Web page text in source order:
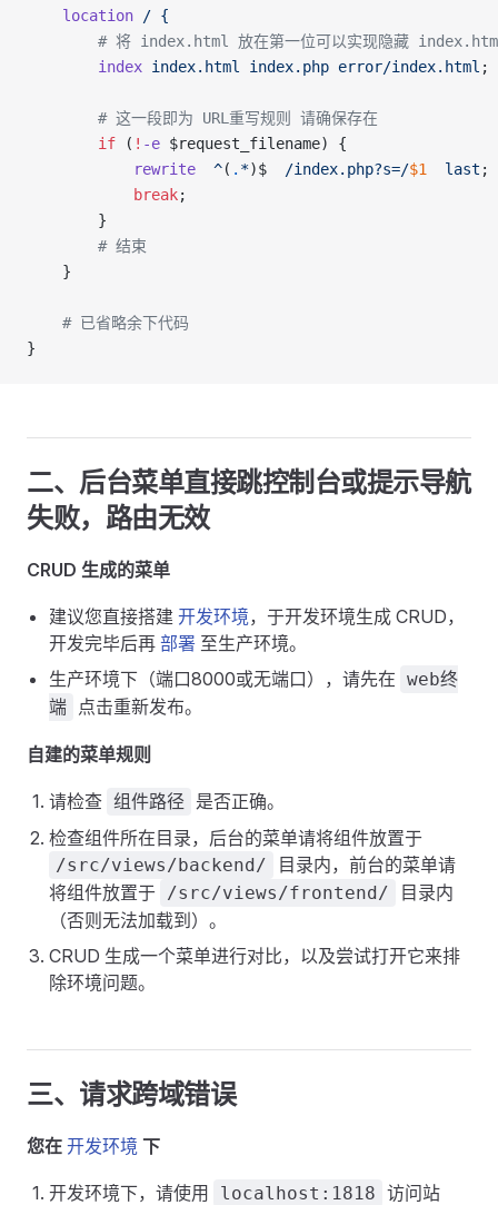
    location
/ {
# 将 index.html 放在第一位可以实现隐藏
        index
index.html index.php error/index.html ;
        # 这一段即为 URL重写规则 请确保存在
        if
( ! -e $request_filename) {
            rewrite
  ^
( . *)$ /index.php?s=/$1
  last
;
            break
;
        }
        # 结束
    }
    # 已省略余下代码
}
二、后台菜单直接跳控制台或提示导航
失败，路由无效
CRUD 生成的菜单
建议您直接搭建 开发环境，于开发环境生成 CRUD，
开发完毕后再 部署 至生产环境。
生产环境下（端口8000或无端口），请先在 web终
端
点击重新发布。
自建的菜单规则
请检查 组件路径
是否正确。
检查组件所在目录，后台的菜单请将组件放置于
/src/views/backend/
目录内，前台的菜单请
将组件放置于 /src/views/frontend/
目录内
（否则无法加载到）。
CRUD 生成一个菜单进行对比，以及尝试打开它来排
除环境问题。
三、请求跨域错误
您在 开发环境 下
开发环境下，请使用 localhost:1818 访问站